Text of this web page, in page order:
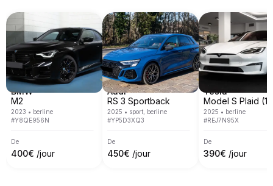
l'Autriche et Monaco. Nous couvrons la plupart des
grandes villes européennes telles que Rome, Milan,
Nice, Cannes, Saint-Tropez, Vérone, Munich,
Venise, Monte-Carlo, Barcelone et bien d'autres
encore.
BMW
M2
2023 • berline
#Y8QE956N
De
400€ /jour
Audi
RS 3 Sportback
2025 • sport, berline
#YP5D3XQ3
De
450€ /jour
Tesla
2025 • berline
#REJ7N95X
De
390€ /jour